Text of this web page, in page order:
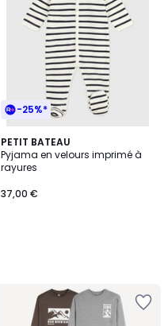
-25%*
PETIT BATEAU
Pyjama en velours imprimé à
rayures
37,00 €